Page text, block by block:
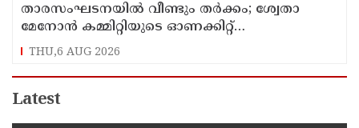
താരസംഘടനയില്‍ വീണ്ടും തര്‍ക്കം; ശ്വേതാ
മേനോന്‍ കമ്മിറ്റിയുടെ ഓണക്കിറ്റ്
വിതരണത്തിനെതിരെ ഒരുവിഭാഗം താരങ്ങള്‍
THU,6 AUG 2026
Latest